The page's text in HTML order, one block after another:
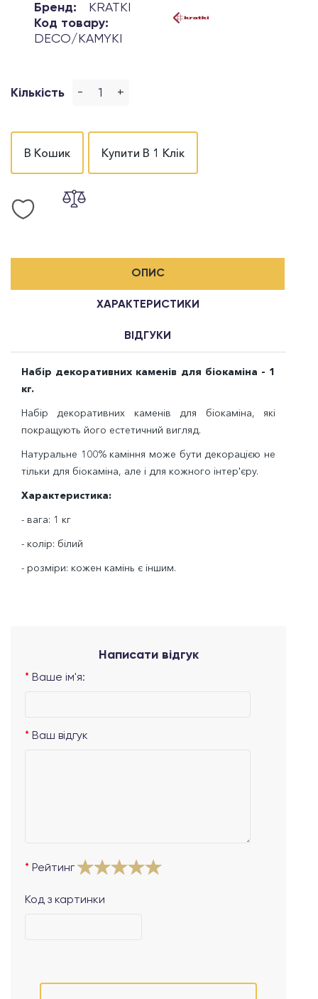
Бренд:
KRATKI
Код товару:
DECO/KAMYKI
Кількість - +
В Кошик Купити В 1 Клік
ОПИС
ХАРАКТЕРИСТИКИ
ВІДГУКИ
Набір декоративних каменів для біокаміна - 1
кг.
Набір декоративних каменів для біокаміна, які
покращують його естетичний вигляд.
Натуральне 100% каміння може бути декорацією не
тільки для біокаміна, але і для кожного інтер'єру.
Характеристика:
- вага: 1 кг
- колір: білий
- розміри: кожен камінь є іншим.
Написати відгук
Ваше ім'я:
Ваш відгук
Рейтинг
Код з картинки